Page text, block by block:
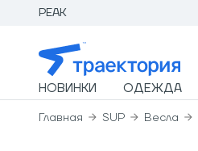
PEAK
НОВИНКИ ОДЕЖДА
Главная SUP Весла